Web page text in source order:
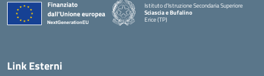
Istituto d'Istruzione Secondaria Superiore
Sciascia e Bufalino
Erice (TP)
Link Esterni